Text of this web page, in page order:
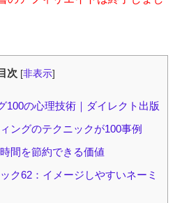
次 [非表示]
100の心理技術｜ダイレクト出版
ングのテクニックが100事例
間を節約できる価値
ク62：イメージしやすいネーミ